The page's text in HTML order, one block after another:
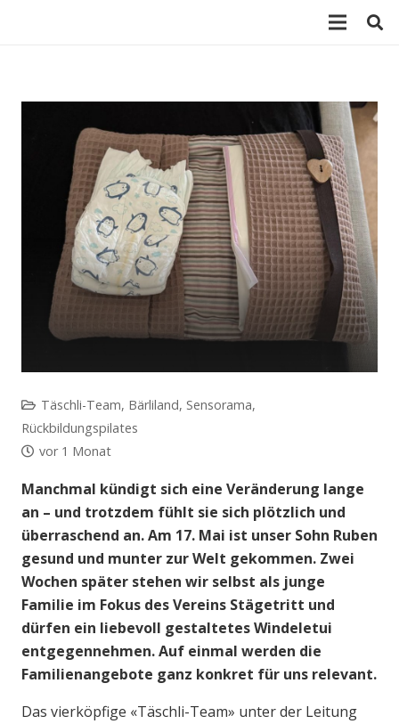
Täschli-Team, Bärliland, Sensorama,
Rückbildungspilates
vor 1 Monat
Manchmal kündigt sich eine Veränderung lange
an – und trotzdem fühlt sie sich plötzlich und
überraschend an. Am 17. Mai ist unser Sohn Ruben
gesund und munter zur Welt gekommen. Zwei
Wochen später stehen wir selbst als junge
Familie im Fokus des Vereins Stägetritt und
dürfen ein liebevoll gestaltetes Windeletui
entgegennehmen. Auf einmal werden die
Familienangebote ganz konkret für uns relevant.
Das vierköpfige «Täschli-Team» unter der Leitung